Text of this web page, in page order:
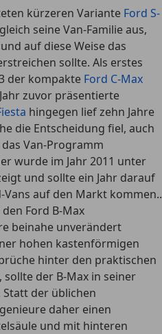
kürzeren Variante Ford S-
seine Van-Familie aus,
auf diese Weise das
sollte. Als erstes
der kompakte Ford C-Max
zuvor präsentierte
hingegen lief zehn Jahre
die Entscheidung fiel, auch
Van-Programm
wurde im Jahr 2011 unter
und sollte ein Jahr darauf
auf den Markt kommen..
Ford B-Max
beinahe unverändert
hohen kastenförmigen
hinter den praktischen
sollte der B-Max in seiner
Statt der üblichen
daher einen
und mit hinteren